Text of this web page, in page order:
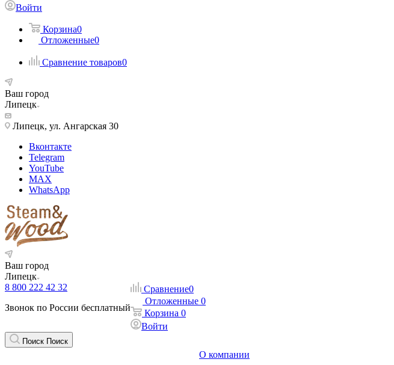
Войти
Корзина0
Отложенные0
Сравнение товаров0
Ваш город
Липецк
Липецк, ул. Ангарская 30
Вконтакте
Telegram
YouTube
MAX
WhatsApp
Ваш город
Липецк
8 800 222 42 32
Звонок по России бесплатный
Сравнение0
Отложенные 0
Корзина 0
Войти
Поиск Поиск
О компании